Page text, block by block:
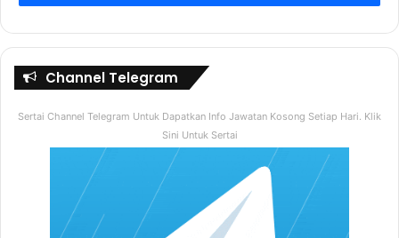
Channel Telegram
Sertai Channel Telegram Untuk Dapatkan Info Jawatan Kosong Setiap Hari. Klik
Sini Untuk Sertai